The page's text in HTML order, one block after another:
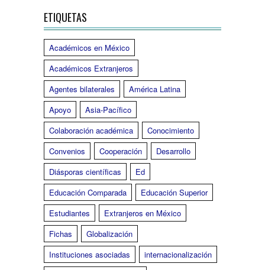
ETIQUETAS
Académicos en México
Académicos Extranjeros
Agentes bilaterales
América Latina
Apoyo
Asia-Pacífico
Colaboración académica
Conocimiento
Convenios
Cooperación
Desarrollo
Diásporas científicas
Ed
Educación Comparada
Educación Superior
Estudiantes
Extranjeros en México
Fichas
Globalización
Instituciones asociadas
internacionalización